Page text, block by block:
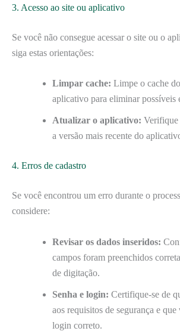
3. Acesso ao site ou aplicativo
Se você não consegue acessar o site ou o
siga estas orientações:
Limpar cache: Limpe o cache
aplicativo para eliminar possíveis
Atualizar o aplicativo: Verifique
a versão mais recente do
4. Erros de cadastro
Se você encontrou um erro durante o
considere:
Revisar os dados inseridos:
campos foram preenchidos
de digitação.
Senha e login: Certifique-se de
aos requisitos de segurança e que
login correto.